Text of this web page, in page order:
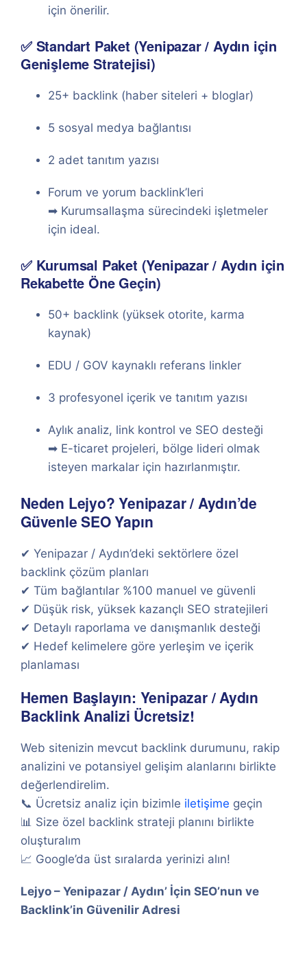
için önerilir.
✅ Standart Paket (Yenipazar / Aydın için
Genişleme Stratejisi)
25+ backlink (haber siteleri + bloglar)
5 sosyal medya bağlantısı
2 adet tanıtım yazısı
Forum ve yorum backlink’leri
➡ Kurumsallaşma sürecindeki işletmeler
için ideal.
✅ Kurumsal Paket (Yenipazar / Aydın için
Rekabette Öne Geçin)
50+ backlink (yüksek otorite, karma
kaynak)
EDU / GOV kaynaklı referans linkler
3 profesyonel içerik ve tanıtım yazısı
Aylık analiz, link kontrol ve SEO desteği
➡ E-ticaret projeleri, bölge lideri olmak
isteyen markalar için hazırlanmıştır.
Neden Lejyo? Yenipazar / Aydın’de
Güvenle SEO Yapın
✔ Yenipazar / Aydın’deki sektörlere özel
backlink çözüm planları
✔ Tüm bağlantılar %100 manuel ve güvenli
✔ Düşük risk, yüksek kazançlı SEO stratejileri
✔ Detaylı raporlama ve danışmanlık desteği
✔ Hedef kelimelere göre yerleşim ve içerik
planlaması
Hemen Başlayın: Yenipazar / Aydın
Backlink Analizi Ücretsiz!
Web sitenizin mevcut backlink durumunu, rakip
analizini ve potansiyel gelişim alanlarını birlikte
değerlendirelim.
📞 Ücretsiz analiz için bizimle iletişime geçin
📊 Size özel backlink strateji planını birlikte
oluşturalım
📈 Google’da üst sıralarda yerinizi alın!
Lejyo – Yenipazar / Aydın’ İçin SEO’nun ve
Backlink’in Güvenilir Adresi